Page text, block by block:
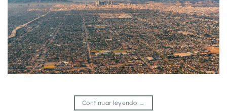
Continuar leyendo →